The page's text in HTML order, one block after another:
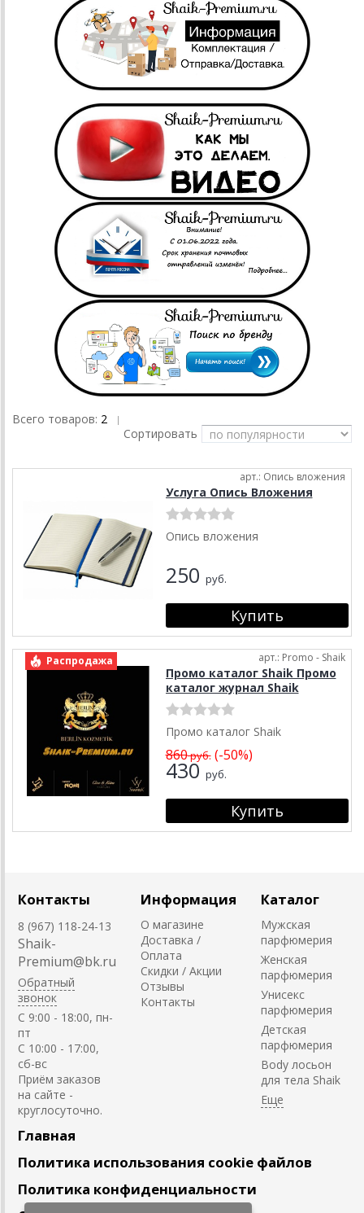
Всего товаров: 2 |
Сортировать
арт.: Опись вложения
Услуга Опись Вложения
Опись вложения
250 руб.
Распродажа арт.: Promo - Shaik
Промо каталог Shaik Промо
каталог журнал Shaik
Промо каталог Shaik
860руб.(-50%)
430 руб.
Контакты
8 (967) 118-24-13
Shaik-
Premium@bk.ru
Обратный
звонок
C 9:00 - 18:00, пн-
пт
С 10:00 - 17:00,
сб-вс
Приём заказов
на сайте -
круглосуточно.
Информация
О магазине
Доставка /
Оплата
Скидки / Акции
Отзывы
Контакты
Каталог
Мужская
парфюмерия
Женская
парфюмерия
Унисекс
парфюмерия
Детская
парфюмерия
Body лосьон
для тела Shaik
Главная
Политика использования cookie файлов
Политика конфиденциальности